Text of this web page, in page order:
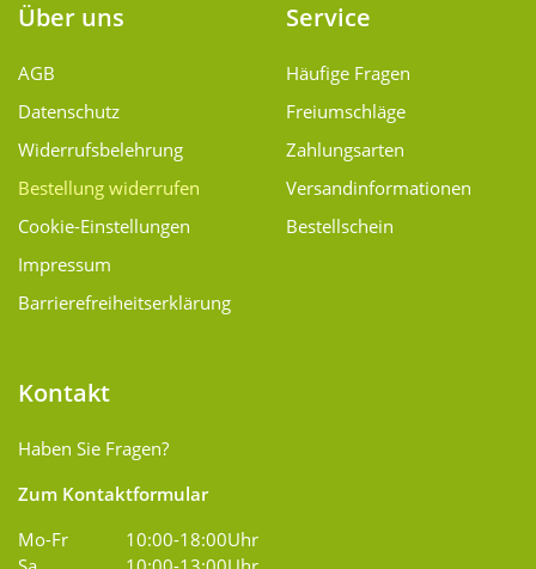
Über uns
AGB
Datenschutz
Widerrufsbelehrung
Bestellung widerrufen
Cookie-Einstellungen
Impressum
Barrierefreiheitserklärung
Service
Häufige Fragen
Freiumschläge
Zahlungsarten
Versand­informationen
Bestellschein
Kontakt
Haben Sie Fragen?
Zum Kontaktformular
Mo-Fr
10:00-18:00Uhr